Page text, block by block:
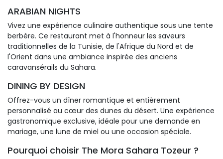
ARABIAN NIGHTS
Vivez une expérience culinaire authentique sous une tente
berbère. Ce restaurant met à l'honneur les saveurs
traditionnelles de la Tunisie, de l'Afrique du Nord et de
l'Orient dans une ambiance inspirée des anciens
caravansérails du Sahara.
DINING BY DESIGN
Offrez-vous un dîner romantique et entièrement
personnalisé au cœur des dunes du désert. Une expérience
gastronomique exclusive, idéale pour une demande en
mariage, une lune de miel ou une occasion spéciale.
Pourquoi choisir The Mora Sahara Tozeur ?